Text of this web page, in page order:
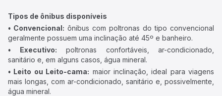
Tipos de ônibus disponíveis
• Convencional: ônibus com poltronas do tipo convencional
geralmente possuem uma inclinação até 45º e banheiro.
• Executivo: poltronas confortáveis, ar-condicionado,
sanitário e, em alguns casos, água mineral.
• Leito ou Leito-cama: maior inclinação, ideal para viagens
mais longas, com ar-condicionado, sanitário e, possivelmente,
água mineral.